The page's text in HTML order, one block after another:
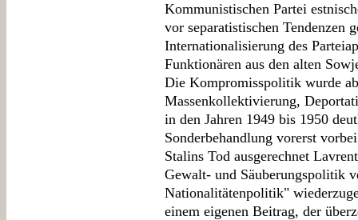
Kommunistischen Partei
vor separatistischen Tendenzen
Internationalisierung des
Funktionären aus den alten
Die Kompromisspolitik wurde
Massenkollektivierung,
in den Jahren 1949 bis 1950
Sonderbehandlung vorerst
Stalins Tod ausgerechnet
Gewalt- und Säuberungspolitik
Nationalitätenpolitik"
einem eigenen Beitrag, der